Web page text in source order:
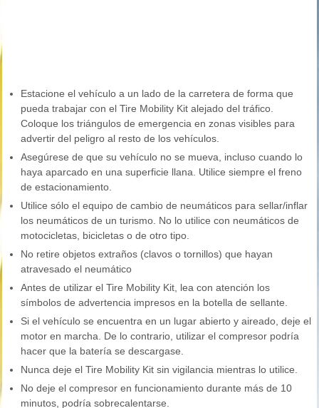
Estacione el vehículo a un lado de la carretera de forma que
pueda trabajar con el Tire Mobility Kit alejado del tráfico.
Coloque los triángulos de emergencia en zonas visibles para
advertir del peligro al resto de los vehículos.
Asegúrese de que su vehículo no se mueva, incluso cuando lo
haya aparcado en una superficie llana. Utilice siempre el freno
de estacionamiento.
Utilice sólo el equipo de cambio de neumáticos para sellar/inflar
los neumáticos de un turismo. No lo utilice con neumáticos de
motocicletas, bicicletas o de otro tipo.
No retire objetos extraños (clavos o tornillos) que hayan
atravesado el neumático
Antes de utilizar el Tire Mobility Kit, lea con atención los
símbolos de advertencia impresos en la botella de sellante.
Si el vehículo se encuentra en un lugar abierto y aireado, deje el
motor en marcha. De lo contrario, utilizar el compresor podría
hacer que la batería se descargase.
Nunca deje el Tire Mobility Kit sin vigilancia mientras lo utilice.
No deje el compresor en funcionamiento durante más de 10
minutos, podría sobrecalentarse.